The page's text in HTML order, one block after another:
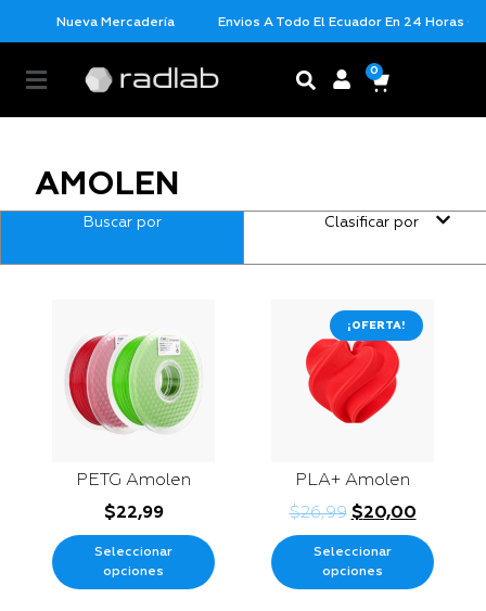
Nueva Mercadería Envios A Todo El Ecuador En 24 Horas Con
0
AMOLEN
Buscar por Clasificar por
PETG Amolen
$22,99
Seleccionar
opciones
¡OFERTA!
PLA+ Amolen
$26,99 $20,00
Seleccionar
opciones